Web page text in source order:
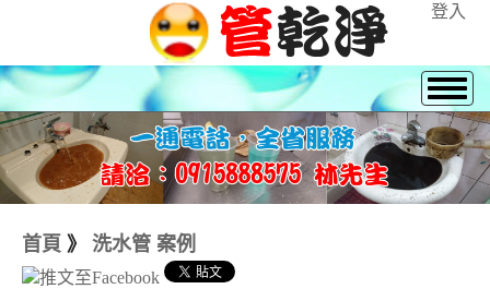
登入
首頁 》 洗水管 案例